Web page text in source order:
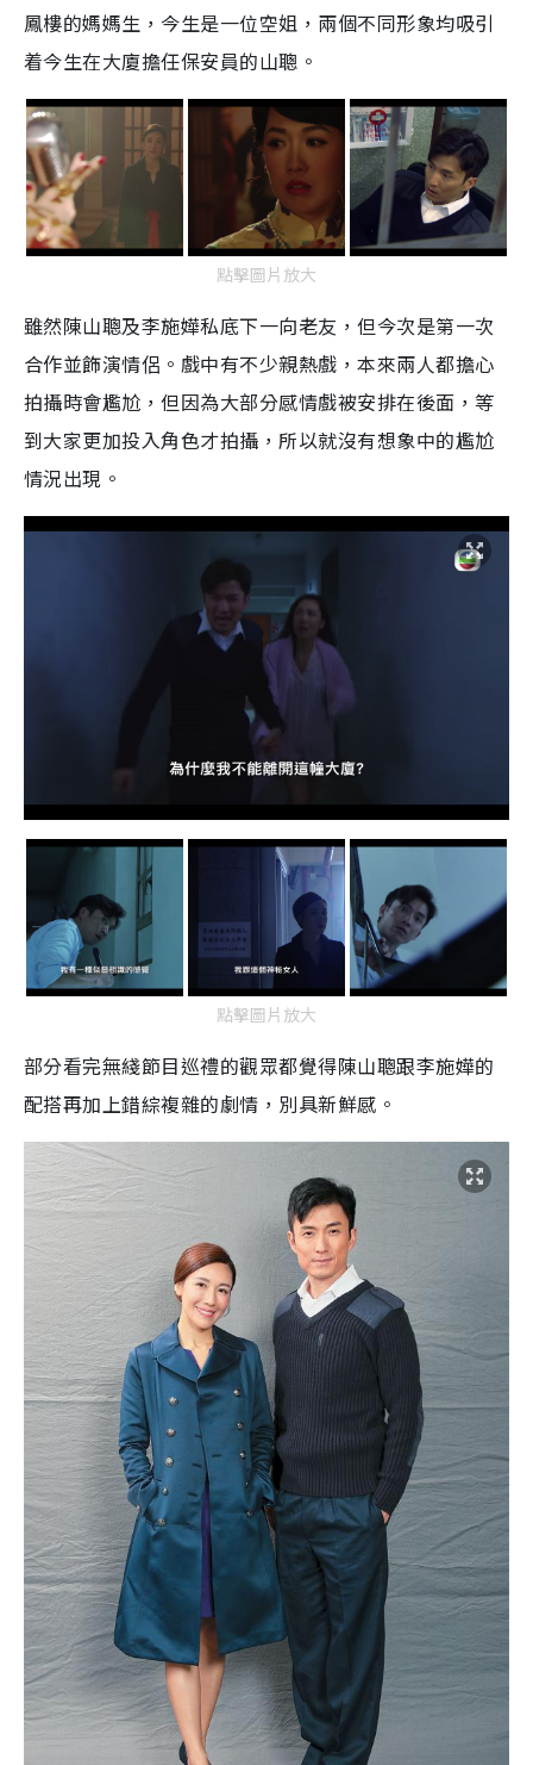
鳳樓的媽媽生，今生是一位空姐，兩個不同形象均吸引
着今生在大廈擔任保安員的山聰。
點擊圖片放大
雖然陳山聰及李施嬅私底下一向老友，但今次是第一次
合作並飾演情侶。戲中有不少親熱戲，本來兩人都擔心
拍攝時會尷尬，但因為大部分感情戲被安排在後面，等
到大家更加投入角色才拍攝，所以就沒有想象中的尷尬
情況出現。
點擊圖片放大
部分看完無綫節目巡禮的觀眾都覺得陳山聰跟李施嬅的
配搭再加上錯綜複雜的劇情，別具新鮮感。